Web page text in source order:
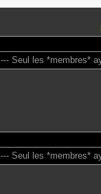
--- Seul les *membres*
--- Seul les *membres*